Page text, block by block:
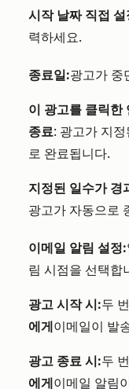
시작 날짜 직접 설
력하세요.
종료일:광고가 중
이 광고를 클릭한
종료: 광고가 지
로 완료됩니다.
지정된 일수가 경
광고가 자동으로
이메일 알림 설정:
림 시점을 선택합
광고 시작 시:두
에게 이메일이 발
광고 종료 시:두
에게 이메일 알림